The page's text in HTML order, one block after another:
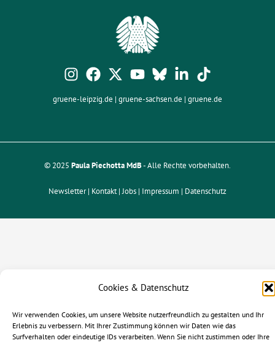
Cookies & Datenschutz
Wir verwenden Cookies, um unsere Website nutzerfreundlich zu gestalten und Ihr
Erlebnis zu verbessern. Mit Ihrer Zustimmung können wir Daten wie das
Surfverhalten oder eindeutige IDs verarbeiten. Wenn Sie nicht zustimmen oder Ihre
gruene-leipzig.de | gruene-sachsen.de | gruene.de
© 2025 Paula Piechotta MdB- Alle Rechte vorbehalten.
Newsletter | Kontakt | Jobs | Impressum | Datenschutz